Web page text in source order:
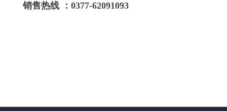
销售热线 ：0377-62091093